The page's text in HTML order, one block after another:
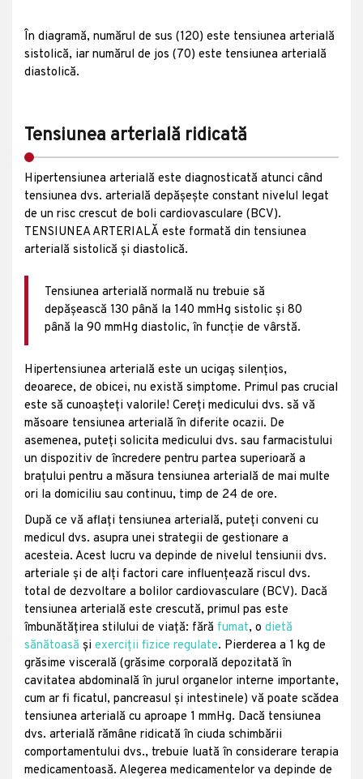
În diagramă, numărul de sus (120) este tensiunea arterială
sistolică, iar numărul de jos (70) este tensiunea arterială
diastolică.
Tensiunea arterială ridicată
Hipertensiunea arterială este diagnosticată atunci când
tensiunea dvs. arterială depășește constant nivelul legat
de un risc crescut de boli cardiovasculare (BCV).
TENSIUNEA ARTERIALĂ este formată din tensiunea
arterială sistolică și diastolică.
Tensiunea arterială normală nu trebuie să
depășească 130 până la 140 mmHg sistolic și 80
până la 90 mmHg diastolic, în funcție de vârstă.
Hipertensiunea arterială este un ucigaș silențios,
deoarece, de obicei, nu există simptome. Primul pas crucial
este să cunoașteți valorile! Cereți medicului dvs. să vă
măsoare tensiunea arterială în diferite ocazii. De
asemenea, puteți solicita medicului dvs. sau farmacistului
un dispozitiv de încredere pentru partea superioară a
brațului pentru a măsura tensiunea arterială de mai multe
ori la domiciliu sau continuu, timp de 24 de ore.
După ce vă aflați tensiunea arterială, puteți conveni cu
medicul dvs. asupra unei strategii de gestionare a
acesteia. Acest lucru va depinde de nivelul tensiunii dvs.
arteriale și de alți factori care influențează riscul dvs.
total de dezvoltare a bolilor cardiovasculare (BCV). Dacă
tensiunea arterială este crescută, primul pas este
îmbunătățirea stilului de viață: fără fumat, o dietă
sănătoasă și exerciții fizice regulate. Pierderea a 1 kg de
grăsime viscerală (grăsime corporală depozitată în
cavitatea abdominală în jurul organelor interne importante,
cum ar fi ficatul, pancreasul și intestinele) vă poate scădea
tensiunea arterială cu aproape 1 mmHg. Dacă tensiunea
dvs. arterială rămâne ridicată în ciuda schimbării
comportamentului dvs., trebuie luată în considerare terapia
medicamentoasă. Alegerea medicamentelor va depinde de